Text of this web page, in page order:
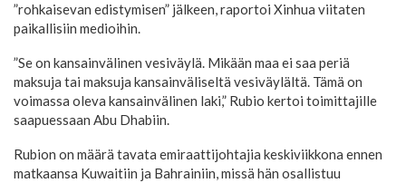
”rohkaisevan edistymisen” jälkeen, raportoi Xinhua viitaten
paikallisiin medioihin.
”Se on kansainvälinen vesiväylä. Mikään maa ei saa periä
maksuja tai maksuja kansainväliseltä vesiväylältä. Tämä on
voimassa oleva kansainvälinen laki,” Rubio kertoi toimittajille
saapuessaan Abu Dhabiin.
Rubion on määrä tavata emiraattijohtajia keskiviikkona ennen
matkaansa Kuwaitiin ja Bahrainiin, missä hän osallistuu